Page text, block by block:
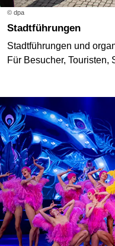
© dpa
Stadtführungen
Stadtführungen und
Für Besucher, Touristen,